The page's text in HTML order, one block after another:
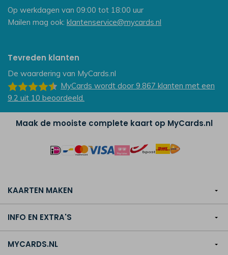
Op werkdagen van 09:00 tot 18:00 uur
Mailen mag ook: klantenservice@mycards.nl
Tevreden klanten
De waardering van MyCards.nl
MyCards wordt door 9.867 klanten met een
9.2 uit 10 beoordeeld.
Maak de mooiste complete kaart op MyCards.nl
KAARTEN MAKEN
INFO EN EXTRA'S
MYCARDS.NL